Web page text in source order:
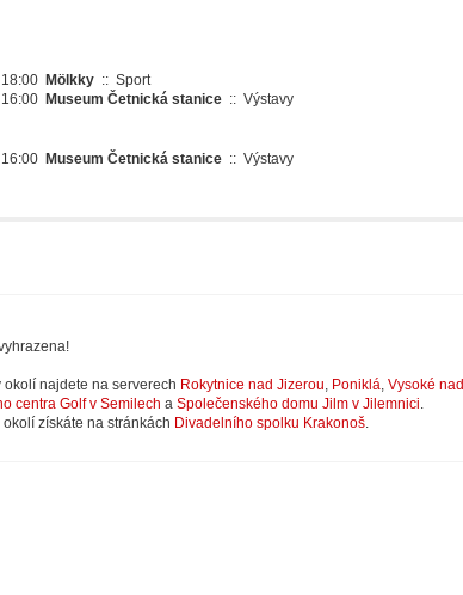
Mölkky :: Sport
Museum Četnická stanice :: Výstavy
Museum Četnická stanice :: Výstavy
najdete na serverech Rokytnice nad Jizerou, Poniklá, Vysoké nad
centra Golf v Semilech a Společenského domu Jilm v Jilemnici.
získáte na stránkách Divadelního spolku Krakonoš.